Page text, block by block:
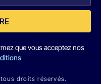
que vous acceptez nos
droits réservés.